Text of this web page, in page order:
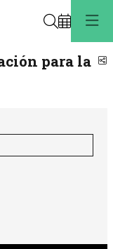
Buscar
para la